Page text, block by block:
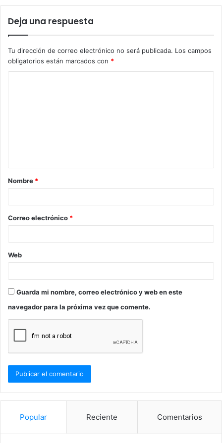
Deja una respuesta
Tu dirección de correo electrónico no será publicada. Los campos
obligatorios están marcados con *
a
r
*
Nombre *
Correo electrónico *
Web
Guarda mi nombre, correo electrónico y web en este
navegador para la próxima vez que comente.
Popular Reciente Comentarios